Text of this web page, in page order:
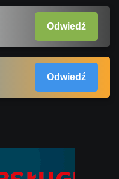
Odwiedź
Odwiedź